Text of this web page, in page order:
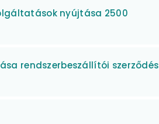
nyújtása 2500
rendszerbeszállítói szerződés